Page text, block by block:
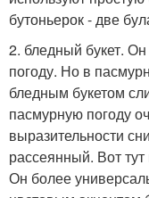
бутоньерок - две
2. бледный букет.
погоду. Но в
бледным букетом
пасмурную погоду
выразительности
рассеянный. Вот
Он более